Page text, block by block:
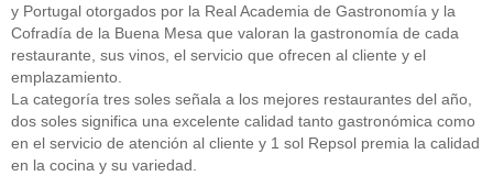
y Portugal otorgados por la Real Academia de Gastronomía y la
Cofradía de la Buena Mesa que valoran la gastronomía de cada
restaurante, sus vinos, el servicio que ofrecen al cliente y el
emplazamiento.
La categoría tres soles señala a los mejores restaurantes del año,
dos soles significa una excelente calidad tanto gastronómica como
en el servicio de atención al cliente y 1 sol Repsol premia la calidad
en la cocina y su variedad.